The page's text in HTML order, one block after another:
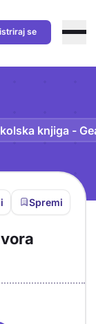
se
knjiga -
Spremi